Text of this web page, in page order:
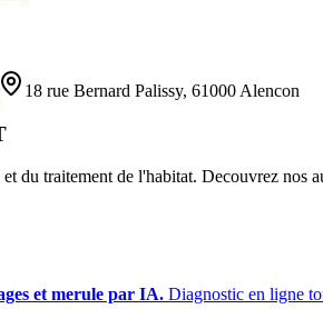
18 rue Bernard Palissy, 61000 Alencon
du traitement de l'habitat. Decouvrez nos
et merule par IA. Diagnostic en ligne